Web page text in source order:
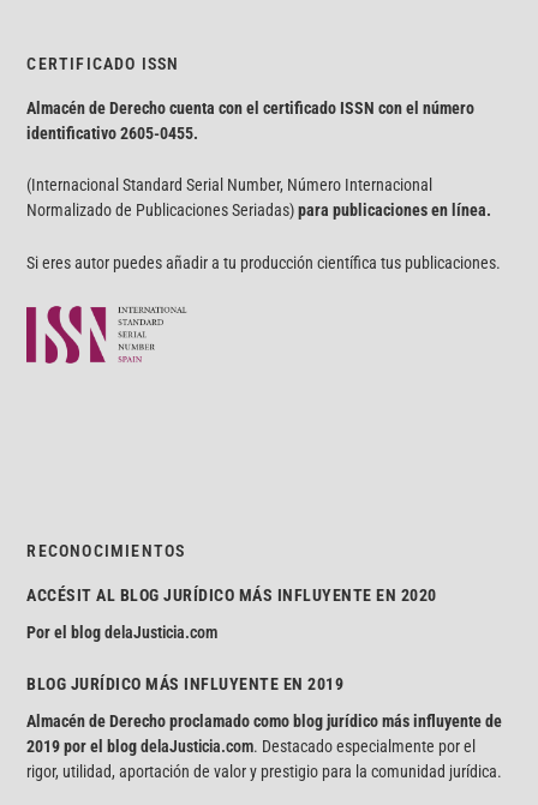
CERTIFICADO ISSN
Almacén de Derecho cuenta con el certificado ISSN con el número
identificativo2605-0455.
(Internacional Standard Serial Number, Número Internacional
Normalizado de Publicaciones Seriadas)para publicaciones en línea.
Si eres autor puedes añadir a tu producción científica tus publicaciones.
RECONOCIMIENTOS
ACCÉSIT AL BLOG JURÍDICO MÁS INFLUYENTE EN 2020
Por el blogdelaJusticia.com
BLOG JURÍDICO MÁS INFLUYENTE EN 2019
Almacén de Derecho proclamado como blog jurídico más influyente de
2019 por el blogdelaJusticia.com. Destacado especialmente por el
rigor, utilidad, aportación de valor y prestigio para la comunidad jurídica.